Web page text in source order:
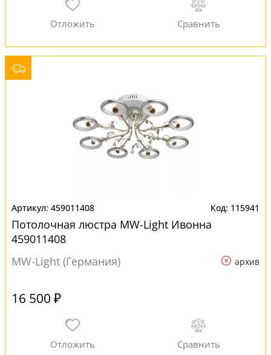
459011408 115941
Потолочная люстра MW-Light Ивонна
459011408
MW-Light (Германия)
архив
16 500 ₽